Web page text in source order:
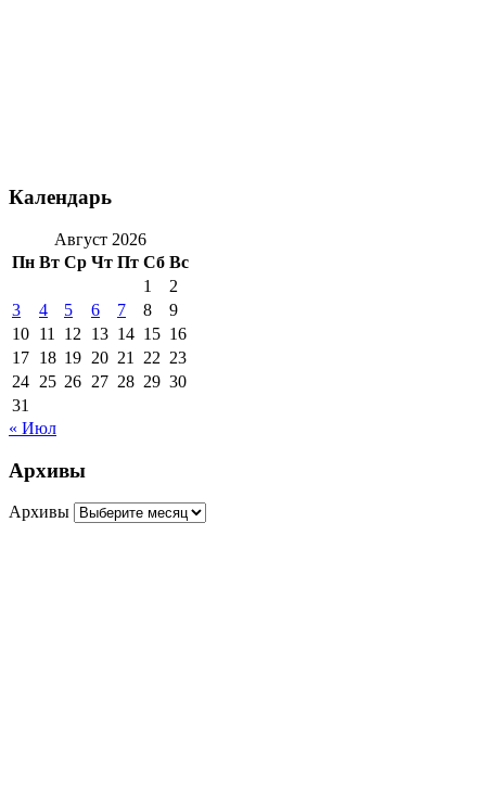
Календарь
Август 2026
Пн Вт Ср Чт Пт Сб Вс
1
2
3
4 5 6 7 8
9
10 11 12 13 14 15 16
17 18 19 20 21 22 23
24 25 26 27 28 29 30
31
« Июл
Архивы
Архивы